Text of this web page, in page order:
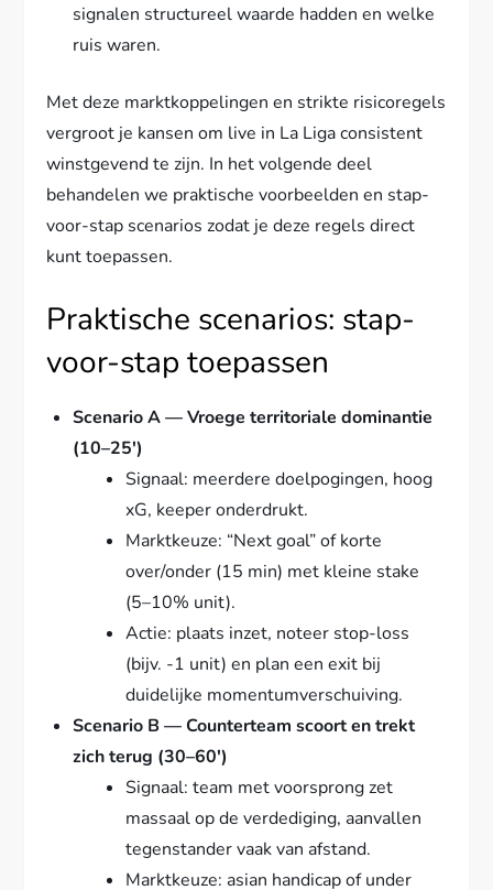
signalen structureel waarde hadden en welke
ruis waren.
Met deze marktkoppelingen en strikte risicoregels
vergroot je kansen om live in La Liga consistent
winstgevend te zijn. In het volgende deel
behandelen we praktische voorbeelden en stap-
voor-stap scenarios zodat je deze regels direct
kunt toepassen.
Praktische scenarios: stap-
voor-stap toepassen
Scenario A — Vroege territoriale dominantie
(10–25′)
Signaal: meerdere doelpogingen, hoog
xG, keeper onderdrukt.
Marktkeuze: “Next goal” of korte
over/onder (15 min) met kleine stake
(5–10% unit).
Actie: plaats inzet, noteer stop-loss
(bijv. -1 unit) en plan een exit bij
duidelijke momentumverschuiving.
Scenario B — Counterteam scoort en trekt
zich terug (30–60′)
Signaal: team met voorsprong zet
massaal op de verdediging, aanvallen
tegenstander vaak van afstand.
Marktkeuze: asian handicap of under